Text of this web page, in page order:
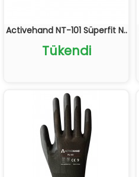
Activehand NT-101 Süperfit N..
Tükendi